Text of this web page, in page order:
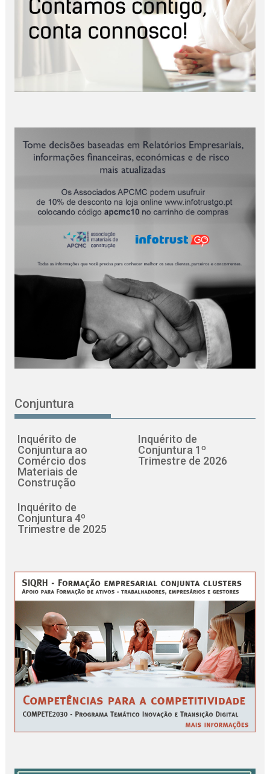
Conjuntura
Inquérito de
Conjuntura ao
Comércio dos
Materiais de
Construção
Inquérito de
Conjuntura 1º
Trimestre de 2026
Inquérito de
Conjuntura 4º
Trimestre de 2025